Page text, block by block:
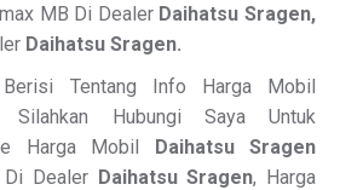
MB Di Dealer Daihatsu Sragen,
Daihatsu Sragen.
Tentang Info Harga Mobil
Silahkan Hubungi Saya Untuk
Harga Mobil Daihatsu Sragen
Dealer Daihatsu Sragen, Harga